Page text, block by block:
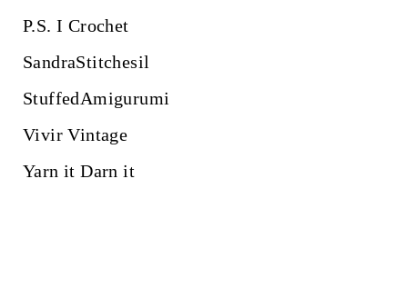
P.S. I Crochet
SandraStitchesil
StuffedAmigurumi
Vivir Vintage
Yarn it Darn it